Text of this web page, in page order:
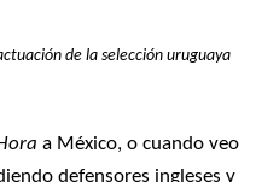
de la selección uruguaya
a México, o cuando veo
defensores ingleses y